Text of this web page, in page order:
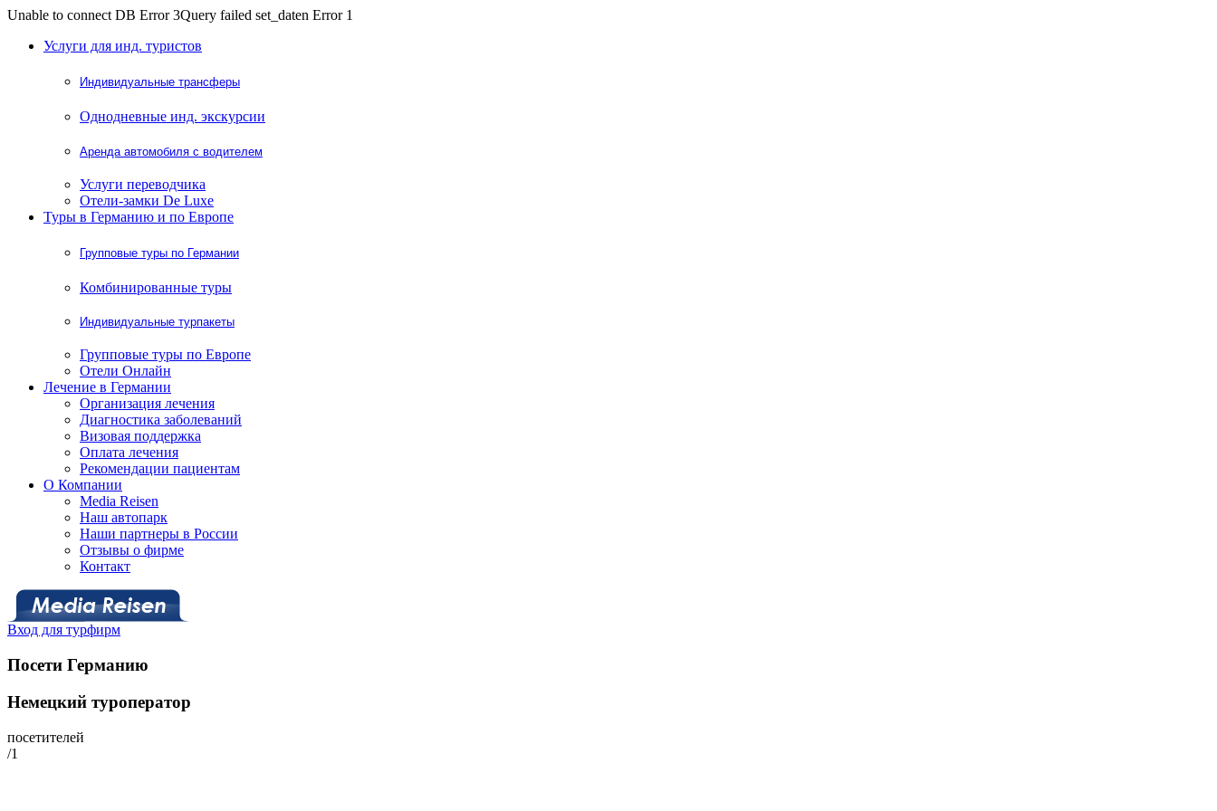
Unable to connect DB Error 3Query failed set_daten Error 1
Услуги для инд. туристов
Индивидуальные трансферы
Однодневные инд. экскурсии
Аренда автомобиля с водителем
Услуги переводчика
Отели-замки De Luxe
Туры в Германию и по Европе
Групповые туры по Германии
Комбинированные туры
Индивидуальные турпакеты
Групповые туры по Европе
Отели Онлайн
Лечение в Германии
Организация лечения
Диагностика заболеваний
Визовая поддержка
Оплата лечения
Рекомендации пациентам
О Компании
Media Reisen
Наш автопарк
Наши партнеры в России
Отзывы о фирме
Контакт
Вход для турфирм
Посети Германию
Немецкий туроператор
посетителей
/1